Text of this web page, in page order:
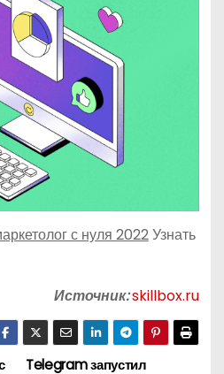
с нуля 2022Узнать
Источник:skillbox.ru
Telegram запустил